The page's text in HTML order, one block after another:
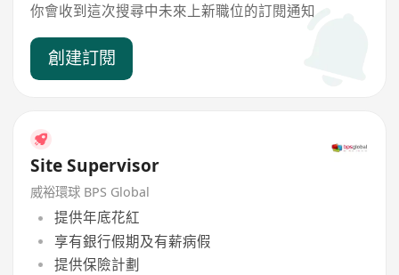
你會收到這次搜尋中未來上新職位的訂閱通知
創建訂閱
Site Supervisor
威裕環球 BPS Global
提供年底花紅
享有銀行假期及有薪病假
提供保險計劃